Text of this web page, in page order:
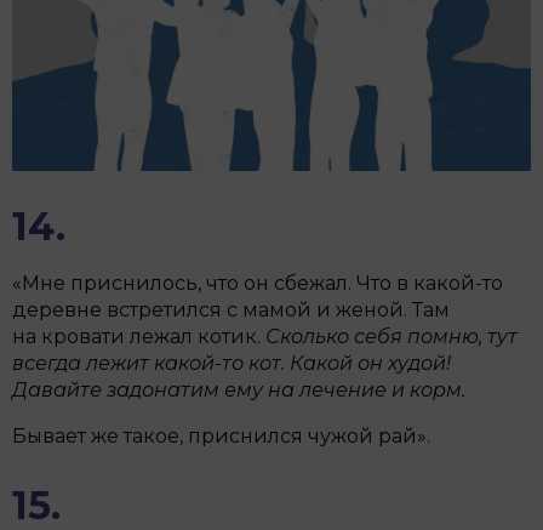
14.
«Мне приснилось, что он сбежал. Что в какой-то
деревне встретился с мамой и женой. Там
на кровати лежал котик. Сколько себя помню, тут
всегда лежит какой-то кот. Какой он худой!
Давайте задонатим ему на лечение и корм.
Бывает же такое, приснился чужой рай».
15.